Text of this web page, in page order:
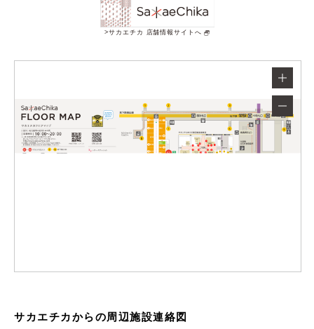
サカエチカ 店舗情報サイトへ
サカエチカからの周辺施設連絡図